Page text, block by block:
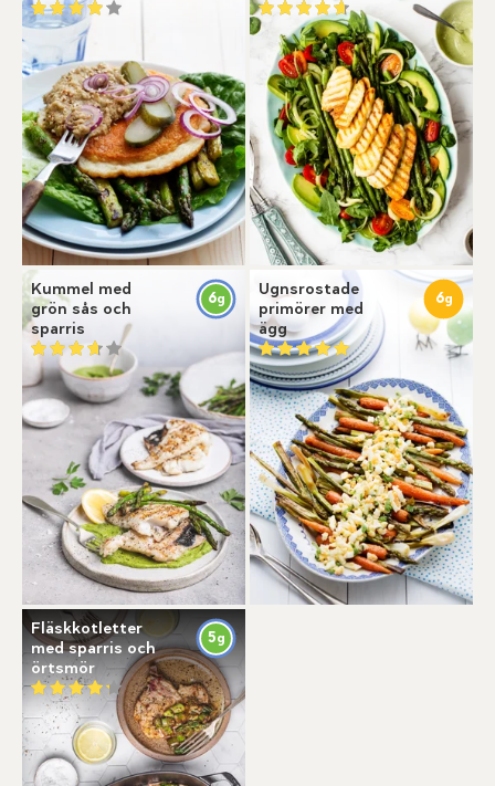
Kummel med
grön sås och
sparris
6g
Ugnsrostade
primörer med
ägg
6g
Fläskkotletter
med sparris och
örtsmör
5g